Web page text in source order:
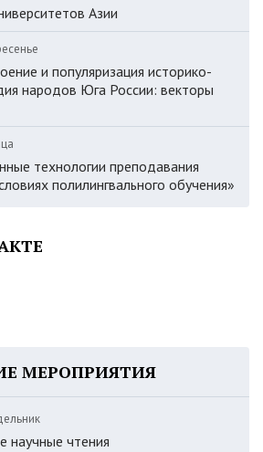
Азии
и популяризация историко-
народов Юга России: векторы
технологии преподавания
полилингвального обучения»
МЕРОПРИЯТИЯ
научные чтения